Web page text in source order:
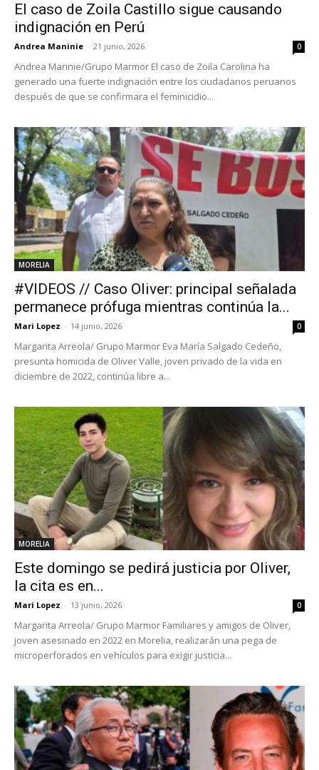
El caso de Zoila Castillo sigue causando
indignación en Perú
Andrea Maninie - 21 junio, 2026 0
Andrea Marinie/Grupo Marmor El caso de Zoila Carolina ha
generado una fuerte indignación entre los ciudadanos peruanos
después de que se confirmara el feminicidio...
MORELIA
#VIDEOS // Caso Oliver: principal señalada
permanece prófuga mientras continúa la...
Mari Lopez - 14 junio, 2026 0
Margarita Arreola/ Grupo Marmor Eva María Salgado Cedeño,
presunta homicida de Oliver Valle, joven privado de la vida en
diciembre de 2022, continúa libre a...
MORELIA
Este domingo se pedirá justicia por Oliver,
la cita es en...
Mari Lopez - 13 junio, 2026 0
Margarita Arreola/ Grupo Marmor Familiares y amigos de Oliver,
joven asesinado en 2022 en Morelia, realizarán una pega de
microperforados en vehículos para exigir justicia...